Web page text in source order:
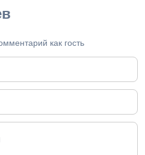
как гость